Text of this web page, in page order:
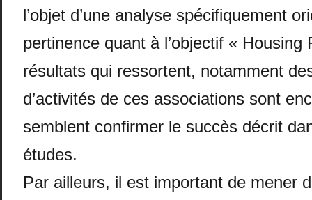
l’objet d’une analyse spécifiquement
pertinence quant à l’objectif « Housing
résultats qui ressortent, notamment
d’activités de ces associations sont
semblent confirmer le succès décrit
études.
Par ailleurs, il est important de mener